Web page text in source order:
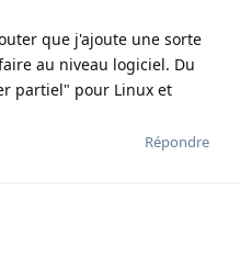
que j'ajoute une sorte
au niveau logiciel. Du
partiel" pour Linux et
Répondre